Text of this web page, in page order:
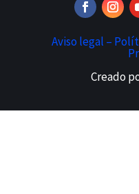
Aviso legal –
Creado